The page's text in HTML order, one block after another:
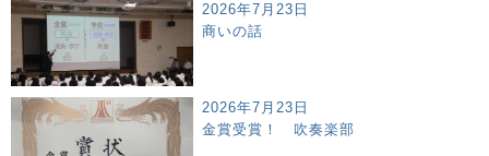
2026年7月23日
商いの話
2026年7月23日
金賞受賞！ 吹奏楽部